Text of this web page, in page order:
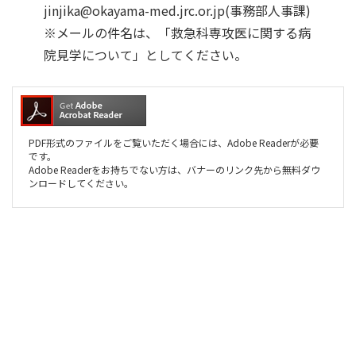
jinjika@okayama-med.jrc.or.jp(事務部人事課)
※メールの件名は、「救急科専攻医に関する病
院見学について」としてください。
PDF形式のファイルをご覧いただく場合には、Adobe Readerが必要
です。
Adobe Readerをお持ちでない方は、バナーのリンク先から無料ダウ
ンロードしてください。